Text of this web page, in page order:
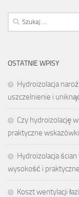
Szukaj:
OSTATNIE WPISY
Hydroizolacja
uszczelnienie i
Czy hydroizolację
praktyczne
Hydroizolacja
wysokość i
Koszt wentylacji